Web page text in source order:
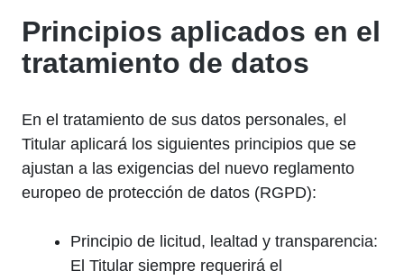
Principios aplicados en el
tratamiento de datos
En el tratamiento de sus datos personales, el
Titular aplicará los siguientes principios que se
ajustan a las exigencias del nuevo reglamento
europeo de protección de datos (RGPD):
Principio de licitud, lealtad y transparencia:
El Titular siempre requerirá el